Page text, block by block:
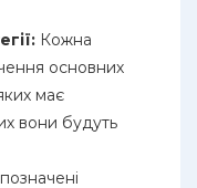
Кожна
основних
має
вони будуть
позначені